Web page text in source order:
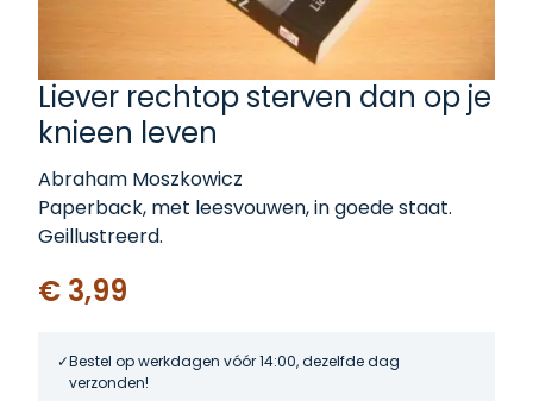
Liever rechtop sterven dan op je
knieen leven
Abraham Moszkowicz
Paperback, met leesvouwen, in goede staat.
Geillustreerd.
€ 3,99
Bestel op werkdagen vóór 14:00, dezelfde dag
verzonden!